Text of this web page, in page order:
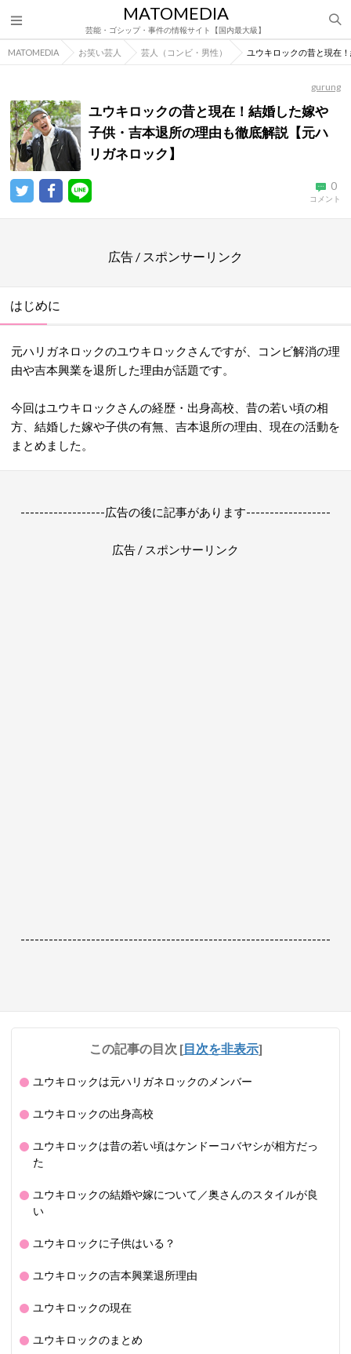
MATOMEDIA
芸能・ゴシップ・事件の情報サイト【国内最大級】
MATOMEDIA お笑い芸人 芸人（コンビ・男性） ユウキロックの昔と現在
gurung
ユウキロックの昔と現在！結婚した嫁や
子供・吉本退所の理由も徹底解説【元ハ
リガネロック】
0
コメント
広告 / スポンサーリンク
はじめに
元ハリガネロックのユウキロックさんですが、コンビ解消の理
由や吉本興業を退所した理由が話題です。
今回はユウキロックさんの経歴・出身高校、昔の若い頃の相
方、結婚した嫁や子供の有無、吉本退所の理由、現在の活動を
まとめました。
------------------広告の後に記事があります------------------
広告 / スポンサーリンク
------------------------------------------------------------------
この記事の目次 [目次を非表示]
ユウキロックは元ハリガネロックのメンバー
ユウキロックの出身高校
ユウキロックは昔の若い頃はケンドーコバヤシが相方だっ
た
ユウキロックの結婚や嫁について／奥さんのスタイルが良
い
ユウキロックに子供はいる？
ユウキロックの吉本興業退所理由
ユウキロックの現在
ユウキロックのまとめ